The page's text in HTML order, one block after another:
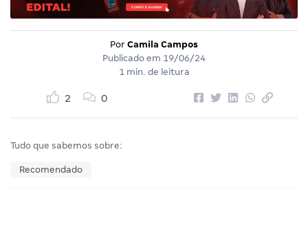
Por Camila Campos
Publicado em 19/06/24
1 min. de leitura
2 0
Tudo que sabemos sobre:
Recomendado